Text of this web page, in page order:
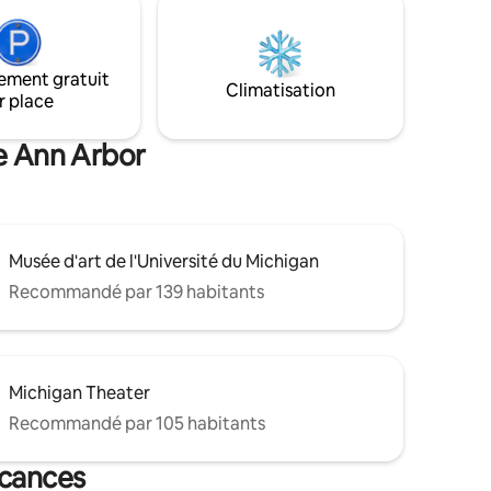
De
le
pas.
coin salon dans l'arrière-cour ! Parfait
pour les petites familles ou les groupes
qui souhaitent avoir de l'espace lors de
leur visite à Ann Arbor. (Besoin de plus
même appartement avec 2 chambres.)
N° de licence : STR26-1787
gratuit
place
Climatisation
Ann Arbor
Musée d'art de l'Université du Michigan
Recommandé par 139 habitants
Michigan Theater
Recommandé par 105 habitants